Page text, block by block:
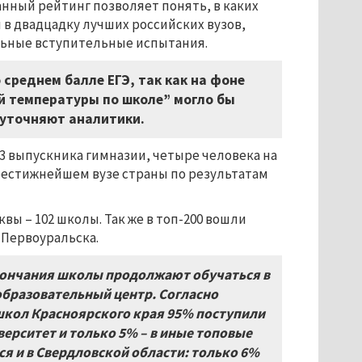
рейтинг позволяет понять, в каких
двадцадку лучших российских вузов,
вступительные испытания.
балле ЕГЭ, так как на фоне
температуры по школе” могло бы
аналитики.
выпускника гимназии, четыре человека на
вузе страны по результатам
– 102 школы. Так же в топ-200 вошли
школы продолжают обучаться в
центр. Согласно
Красноярского края 95% поступили
и только 5% – в иные топовые
и в Свердловской области: только 6%